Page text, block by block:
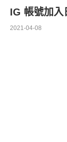
IG 帳號加入
2021-04-08